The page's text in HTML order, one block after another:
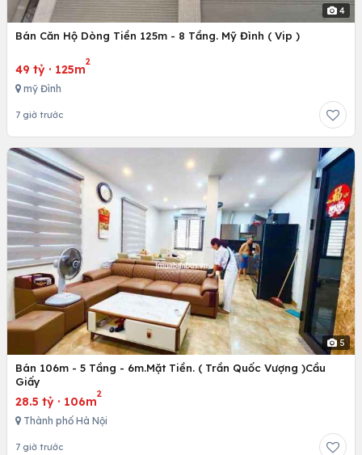
4
Bán Căn Hộ Dòng Tiền 125m - 8 Tầng. Mỹ Đình ( Vip )
49 tỷ · 125m
2
mỹ Đình
7 giờ trước
5
Bán 106m - 5 Tầng - 6m.Mặt Tiền. ( Trần Quốc Vượng )Cầu
Giấy
28.5 tỷ · 106m
2
Thành phố Hà Nội
7 giờ trước